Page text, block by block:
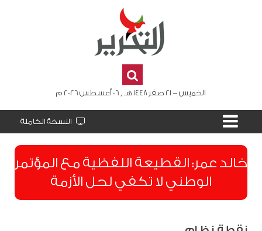
الخميس - 21 صفر 1448 هـ , 06 أغسطس 2026 م
النسخة الكاملة
​خالد عمر: القطيعة اللفظية مع المؤتمر
الوطني لا تكفي لحل الأزمة